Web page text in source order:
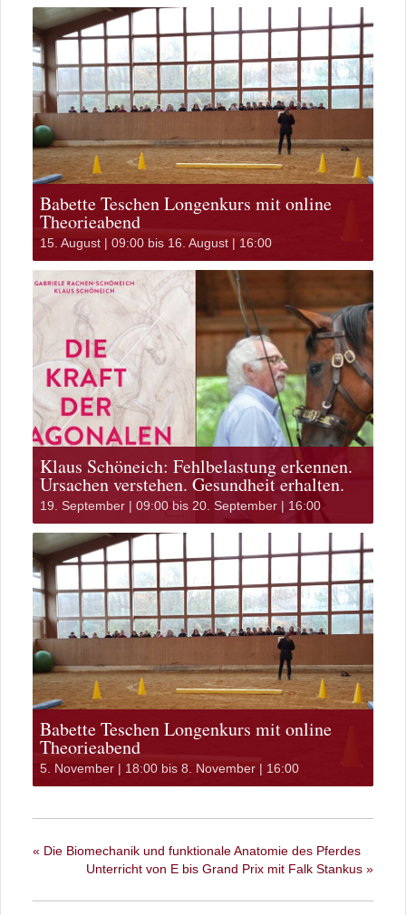
Babette Teschen Longenkurs mit online
Theorieabend
15. August | 09:00 bis 16. August | 16:00
Klaus Schöneich: Fehlbelastung erkennen.
Ursachen verstehen. Gesundheit erhalten.
19. September | 09:00 bis 20. September | 16:00
Babette Teschen Longenkurs mit online
Theorieabend
5. November | 18:00 bis 8. November | 16:00
« Die Biomechanik und funktionale Anatomie des Pferdes
Unterricht von E bis Grand Prix mit Falk Stankus »